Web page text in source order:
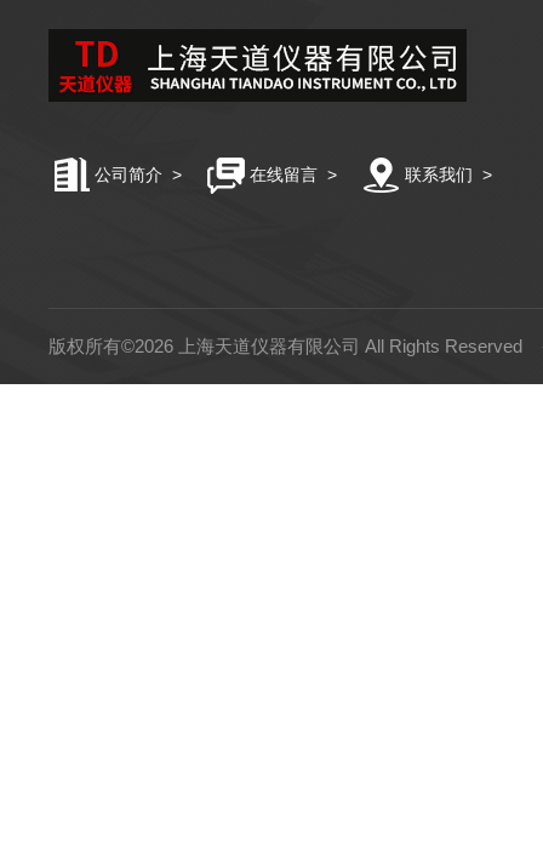
公司简介 > 在线留言 > 联系我们 >
版权所有©2026 上海天道仪器有限公司 All Rights Reserved